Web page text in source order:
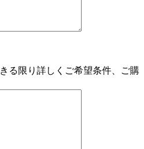
る限り詳しくご希望条件、ご購